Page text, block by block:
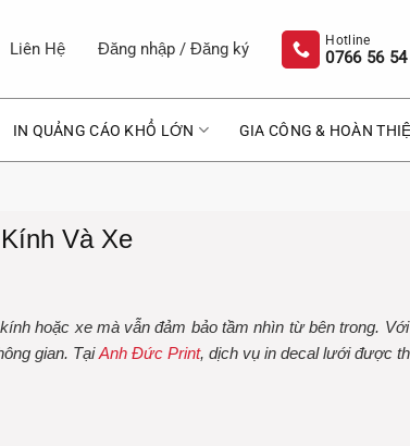
Liên Hệ Đăng nhập / Đăng ký 0766 56
IN QUẢNG CÁO KHỔ LỚN GIA CÔNG & HOÀN
Và Xe
hoặc xe mà vẫn đảm bảo tầm nhìn từ bên trong.
gian. TạiAnh Đức Print, dịch vụ in decal lưới được